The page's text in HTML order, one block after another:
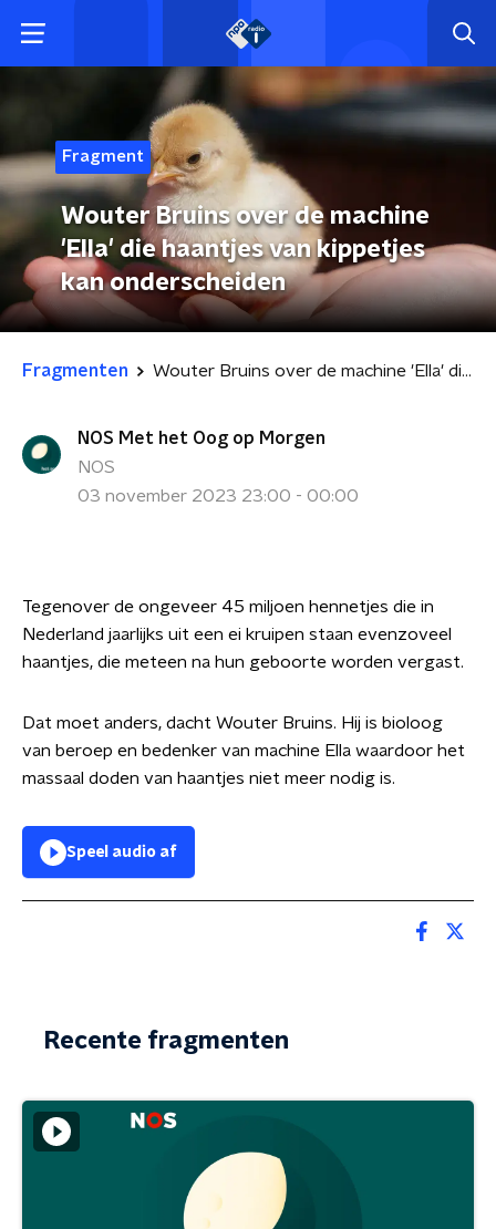
Fragment
Wouter Bruins over de machine
'Ella' die haantjes van kippetjes
kan onderscheiden
Fragmenten Wouter Bruins over de machine 'Ella' die haantjes van kippetjes kan onderscheiden
NOS Met het Oog op Morgen
NOS
03 november 2023 23:00 - 00:00
Tegenover de ongeveer 45 miljoen hennetjes die in
Nederland jaarlijks uit een ei kruipen staan evenzoveel
haantjes, die meteen na hun geboorte worden vergast.
Dat moet anders, dacht Wouter Bruins. Hij is bioloog
van beroep en bedenker van machine Ella waardoor het
massaal doden van haantjes niet meer nodig is.
Speel audio af
Recente fragmenten